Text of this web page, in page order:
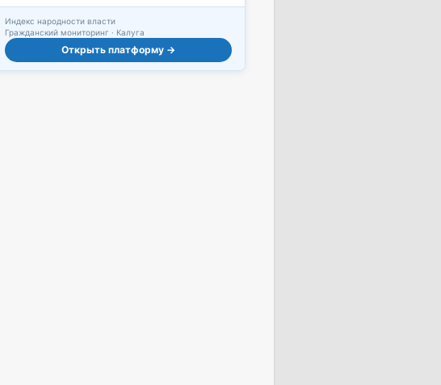
Индекс народности власти
Гражданский мониторинг · Калуга
Открыть платформу →